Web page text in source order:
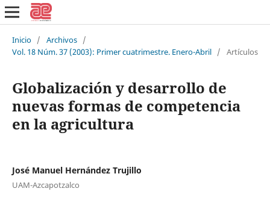
Inicio / Archivos /
Vol. 18 Núm. 37 (2003): Primer cuatrimestre. Enero-Abril / Artículos
Globalización y desarrollo de
nuevas formas de competencia
en la agricultura
José Manuel Hernández Trujillo
UAM-Azcapotzalco